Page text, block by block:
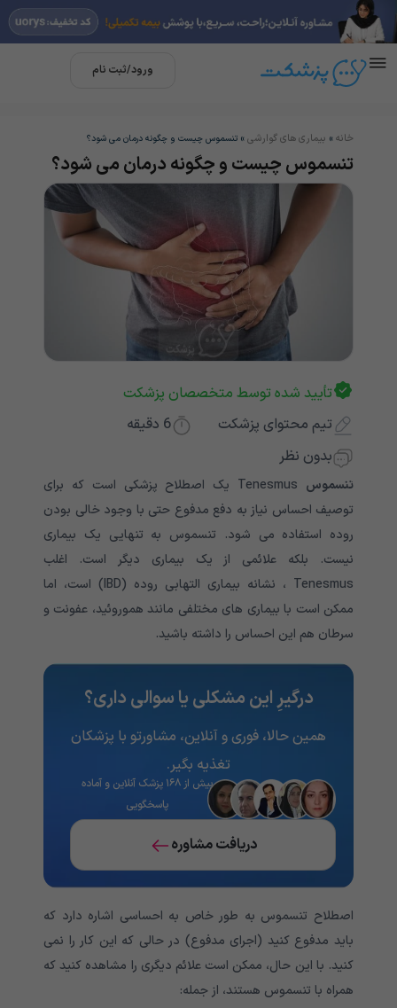
ورود/ثبت نام
خانه » بیماری های گوارشی » تنسموس چیست و چگونه درمان می شود؟
تنسموس چیست و چگونه درمان می شود؟
تأیید شده توسط متخصصان پزشکت
تیم محتوای پزشکت
6 دقیقه
بدون نظر
تنسموس
Tenesmus یک اصطلاح پزشکی است که برای
توصیف احساس نیاز به دفع مدفوع حتی با وجود خالی بودن
روده استفاده می شود. تنسموس به تنهایی یک بیماری
نیست. بلکه علائمی از یک بیماری دیگر است. اغلب
Tenesmus ، نشانه بیماری التهابی روده (IBD) است، اما
ممکن است با بیماری های مختلفی مانند هموروئید، عفونت و
سرطان هم این احساس را داشته باشید.
درگیرِ این مشکلی یا سوالی داری؟
همین حالا، فوری و آنلاین، مشاورتو با پزشکان
تغذیه‌ بگیر.
بیش از ۱۶۸ پزشک آنلاین و آماده
پاسخگویی
دریافت مشاوره
اصطلاح تنسموس به طور خاص به احساسی اشاره دارد که
باید مدفوع کنید (اجرای مدفوع) در حالی که این کار را نمی
کنید. با این حال، ممکن است علائم دیگری را مشاهده کنید که
همراه با تنسموس هستند، از جمله: